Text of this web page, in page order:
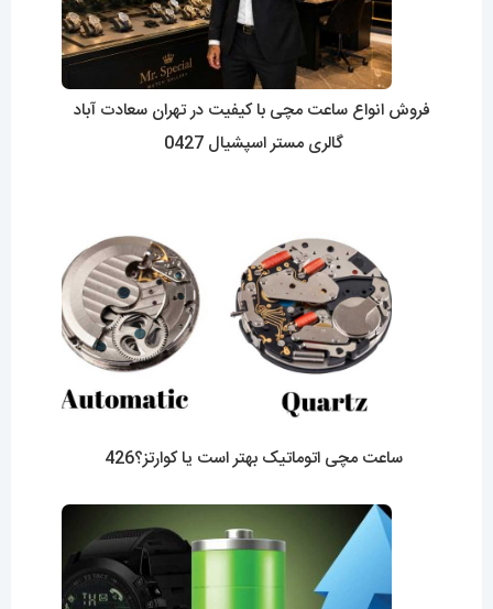
فروش انواع ساعت مچی با کیفیت در تهران سعادت آباد
گالری مستر اسپشیال 0427
ساعت مچی اتوماتیک بهتر است یا کوارتز؟426